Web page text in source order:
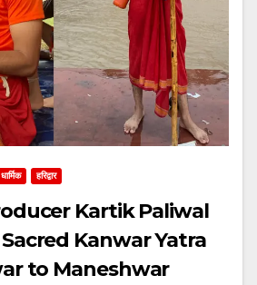
धार्मिक हरिद्वार
Kartik Paliwal
Kanwar Yatra
to Maneshwar